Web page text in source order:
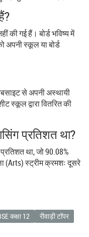
की गई हैं। बोर्ड भविष्य में
अपनी स्कूल या बोर्ड
से अपनी अस्थायी
स्कूल द्वारा वितरित की
प्रतिशत था?
था, जो 90.08%
(Arts) स्ट्रीम क्रमशः दूसरे
कक्षा 12
रीवाड़ी टॉपर